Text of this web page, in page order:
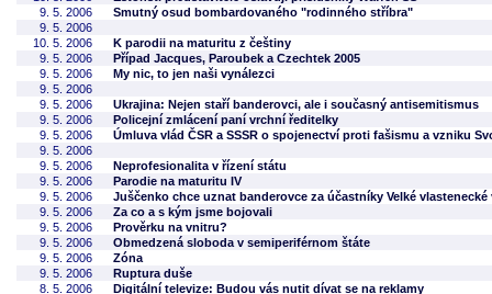
9. 5. 2006
Smutný osud bombardovaného "rodinného stříbra"
9. 5. 2006
10. 5. 2006
K parodii na maturitu z češtiny
9. 5. 2006
Případ Jacques, Paroubek a Czechtek 2005
9. 5. 2006
My nic, to jen naši vynálezci
9. 5. 2006
9. 5. 2006
Ukrajina: Nejen staří banderovci, ale i současný antisemitismus
9. 5. 2006
Policejní zmlácení paní vrchní ředitelky
9. 5. 2006
Úmluva vlád ČSR a SSSR o spojenectví proti fašismu a vzniku
9. 5. 2006
9. 5. 2006
Neprofesionalita v řízení státu
9. 5. 2006
Parodie na maturitu IV
9. 5. 2006
Juščenko chce uznat banderovce za účastníky Velké vlastenecké
9. 5. 2006
Za co a s kým jsme bojovali
9. 5. 2006
Prověrku na vnitru?
9. 5. 2006
Obmedzená sloboda v semiperiférnom štáte
9. 5. 2006
Zóna
9. 5. 2006
Ruptura duše
8. 5. 2006
Digitální televize: Budou vás nutit dívat se na reklamy